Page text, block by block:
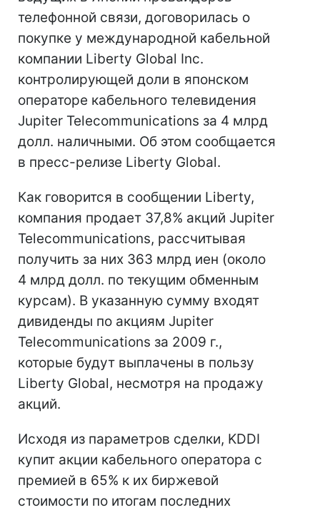
телефонной связи, договорилась о
покупке у международной кабельной
компании Liberty Global Inc.
контролирующей доли в японском
операторе кабельного телевидения
Jupiter Telecommunications за 4 млрд
долл. наличными. Об этом сообщается
в пресс-релизе Liberty Global.
Как говорится в сообщении Liberty,
компания продает 37,8% акций Jupiter
Telecommunications, рассчитывая
получить за них 363 млрд иен (около
4 млрд долл. по текущим обменным
курсам). В указанную сумму входят
дивиденды по акциям Jupiter
Telecommunications за 2009 г.,
которые будут выплачены в пользу
Liberty Global, несмотря на продажу
акций.
Исходя из параметров сделки, KDDI
купит акции кабельного оператора с
премией в 65% к их биржевой
стоимости по итогам последних